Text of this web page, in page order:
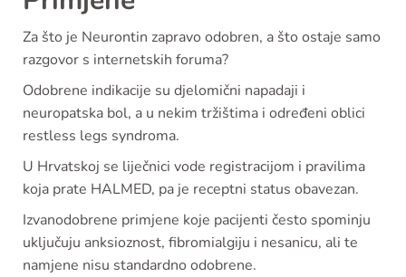
Za što je Neurontin zapravo odobren, a što ostaje samo
razgovor s internetskih foruma?
Odobrene indikacije su djelomični napadaji i
neuropatska bol, a u nekim tržištima i određeni oblici
restless legs syndroma.
U Hrvatskoj se liječnici vode registracijom i pravilima
koja prate HALMED, pa je receptni status obavezan.
Izvanodobrene primjene koje pacijenti često spominju
uključuju anksioznost, fibromialgiju i nesanicu, ali te
namjene nisu standardno odobrene.